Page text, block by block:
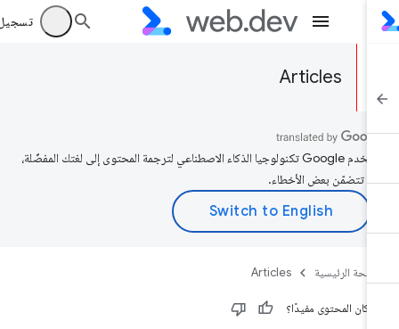
تسجيل
Articles
تستخدم Google تكنولوجيا الذكاء الاصطناعي لترجمة المحتوى إلى لغتك المفضّلة،
تتضمّن بعض الأخطاء.
الرئيسية Articles
كان المحتوى مفيدًا؟